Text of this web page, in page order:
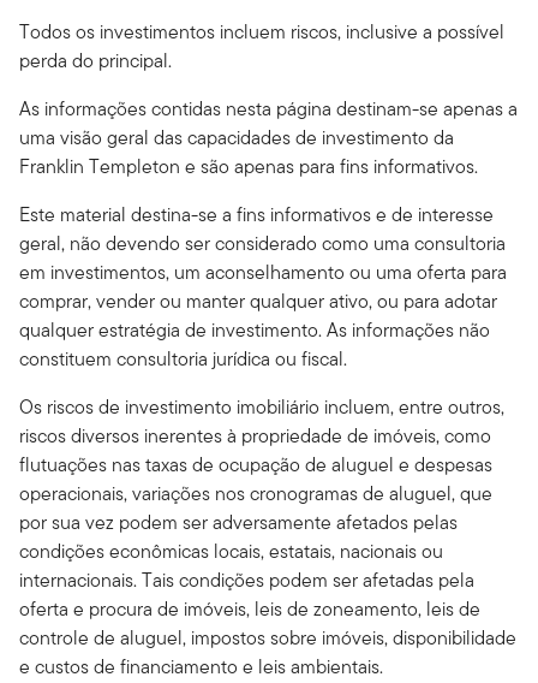
Todos os investimentos incluem riscos, inclusive a possível
perda do principal.
As informações contidas nesta página destinam-se apenas a
uma visão geral das capacidades de investimento da
Franklin Templeton e são apenas para fins informativos.
Este material destina-se a fins informativos e de interesse
geral, não devendo ser considerado como uma consultoria
em investimentos, um aconselhamento ou uma oferta para
comprar, vender ou manter qualquer ativo, ou para adotar
qualquer estratégia de investimento. As informações não
constituem consultoria jurídica ou fiscal.
Os riscos de investimento imobiliário incluem, entre outros,
riscos diversos inerentes à propriedade de imóveis, como
flutuações nas taxas de ocupação de aluguel e despesas
operacionais, variações nos cronogramas de aluguel, que
por sua vez podem ser adversamente afetados pelas
condições econômicas locais, estatais, nacionais ou
internacionais. Tais condições podem ser afetadas pela
oferta e procura de imóveis, leis de zoneamento, leis de
controle de aluguel, impostos sobre imóveis, disponibilidade
e custos de financiamento e leis ambientais.